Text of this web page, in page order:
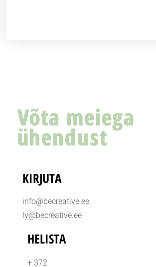
Võta meiega
ühendust
KIRJUTA
info@becreative.ee
ly@becreative.ee
HELISTA
+ 372